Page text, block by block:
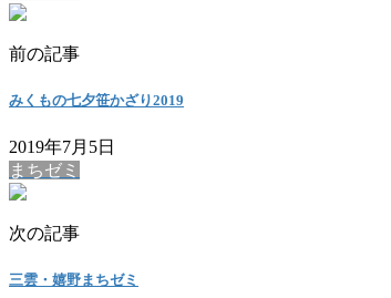
前の記事
みくもの七夕笹かざり2019
2019年7月5日
まちゼミ
次の記事
三雲・嬉野まちゼミ